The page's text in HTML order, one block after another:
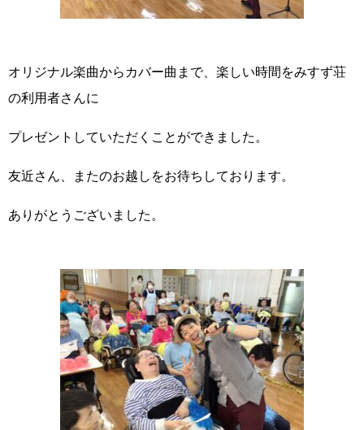
オリジナル楽曲からカバー曲まで、楽しい時間をみすず荘
の利用者さんに
プレゼントしていただくことができました。
友近さん、またのお越しをお待ちしております。
ありがとうございました。